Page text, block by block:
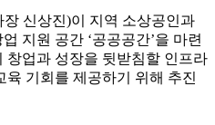
신상진)이 지역 소상공인과
지원 공간 ‘공공공간’을 마련
창업과 성장을 뒷받침할 인프라
육 기회를 제공하기 위해 추진